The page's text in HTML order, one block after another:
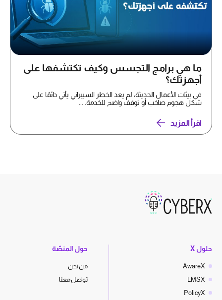
ما هي برامج التجسس وكيف تكتشفها على
أجهزتك؟
في بيئات الأعمال الحديثة، لم يعد الخطر السيبراني يأتي دائمًا على
شكل هجوم صاخب أو توقف واضح للخدمة. ...
اقرأ المزيد
حلول X
AwareX
LMSX
PolicyX
حول المنصّة
من نحن
تواصل معنا